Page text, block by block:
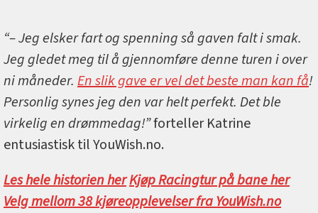
“– Jeg elsker fart og spenning så gaven falt i smak.
Jeg gledet meg til å gjennomføre denne turen i over
ni måneder. En slik gave er vel det beste man kan få!
Personlig synes jeg den var helt perfekt. Det ble
virkelig en drømmedag!”forteller Katrine
entusiastisk til YouWish.no.
Les hele historien herKjøp Racingtur på bane her
Velg mellom 38 kjøreopplevelser fra YouWish.no